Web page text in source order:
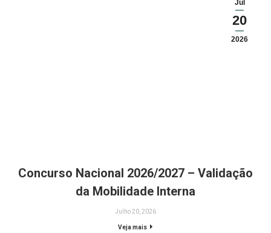
Jul
20
2026
Concurso Nacional 2026/2027 – Validação
da Mobilidade Interna
Julho 20, 2026
Veja mais